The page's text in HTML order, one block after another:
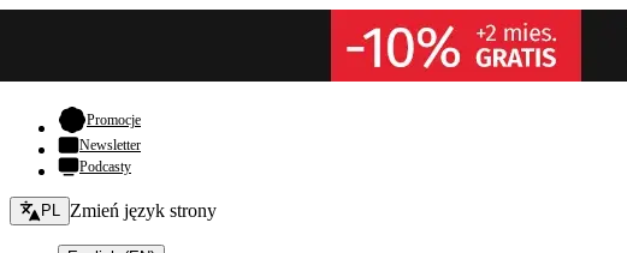
Promocje- otwiera się w nowej karcie
Newsletter
Podcasty
Zmień język - bieżący:
PL Zmień język strony